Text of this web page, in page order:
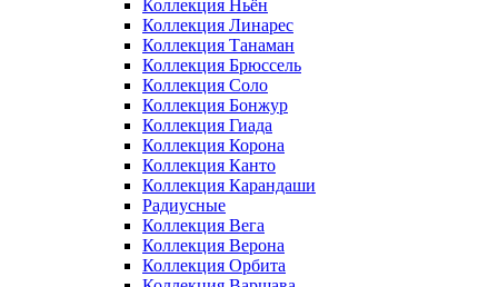
Коллекция Ньён
Коллекция Линарес
Коллекция Танаман
Коллекция Брюссель
Коллекция Соло
Коллекция Бонжур
Коллекция Гиада
Коллекция Корона
Коллекция Канто
Коллекция Карандаши
Радиусные
Коллекция Вега
Коллекция Верона
Коллекция Орбита